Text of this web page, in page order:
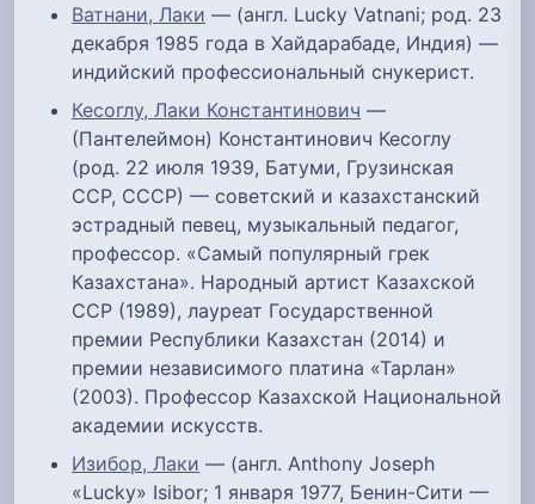
Ватнани, Лаки — (англ. Lucky Vatnani; род. 23
декабря 1985 года в Хайдарабаде, Индия) —
индийский профессиональный снукерист.
Кесоглу, Лаки Константинович —
(Пантелеймон) Константинович Кесоглу
(род. 22 июля 1939, Батуми, Грузинская
ССР, СССР) — советский и казахстанский
эстрадный певец, музыкальный педагог,
профессор. «Самый популярный грек
Казахстана». Народный артист Казахской
ССР (1989), лауреат Государственной
премии Республики Казахстан (2014) и
премии независимого платина «Тарлан»
(2003). Профессор Казахской Национальной
академии искусств.
Изибор, Лаки — (англ. Anthony Joseph
«Lucky» Isibor; 1 января 1977, Бенин-Сити —